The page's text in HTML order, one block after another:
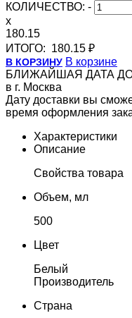
КОЛИЧЕСТВО: -
x
180.15
ИТОГО: 180.15 ₽
В КОРЗИНУ В корзине
БЛИЖАЙШАЯ ДАТА
в г. Москва
Дату доставки вы
время оформления
Характеристики
Описание
Свойства товара
Объем, мл
500
Цвет
Белый
Производитель
Страна